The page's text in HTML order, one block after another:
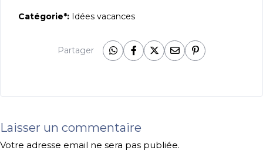
Catégorie*: Idées vacances
Partager
Laisser un commentaire
Votre adresse email ne sera pas publiée.